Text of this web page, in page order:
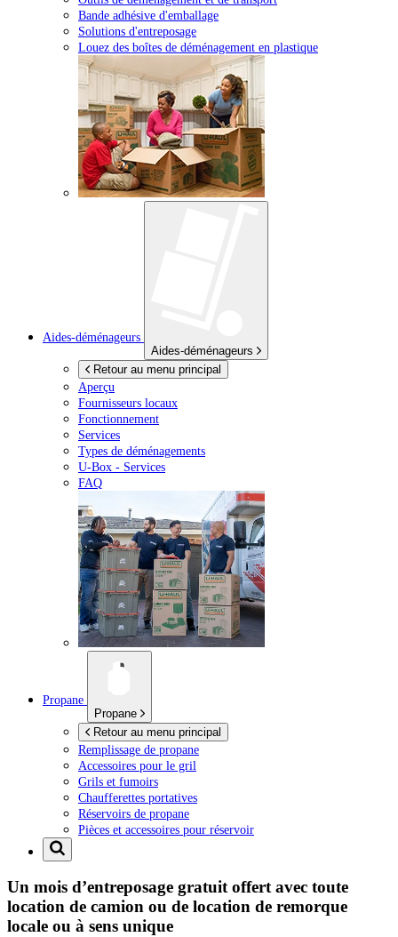
Bande adhésive d'emballage
Solutions d'entreposage
Louez des boîtes de déménagement en plastique
Aides-déménageurs
Aides-déménageurs
Retour au menu principal
Aperçu
Fournisseurs locaux
Fonctionnement
Services
Types de déménagements
U-Box - Services
FAQ
Propane
Propane
Retour au menu principal
Remplissage de propane
Accessoires pour le gril
Grils et fumoirs
Chaufferettes portatives
Réservoirs de propane
Pièces et accessoires pour réservoir
Un mois d’entreposage gratuit offert avec toute
location de camion ou de location de remorque
locale ou à sens unique